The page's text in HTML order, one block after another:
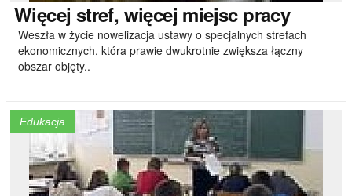
Więcej stref, więcej miejsc pracy
Weszła w życie nowelizacja ustawy o specjalnych strefach
ekonomicznych, która prawie dwukrotnie zwiększa łączny
obszar objęty..
Edukacja